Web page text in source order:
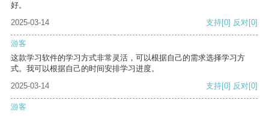
好。
2025-03-14
支持[0] 反对[0]
游客
这款学习软件的学习方式非常灵活，可以根据自己的需求选择学习方
式。我可以根据自己的时间安排学习进度。
2025-03-14
支持[0] 反对[0]
游客